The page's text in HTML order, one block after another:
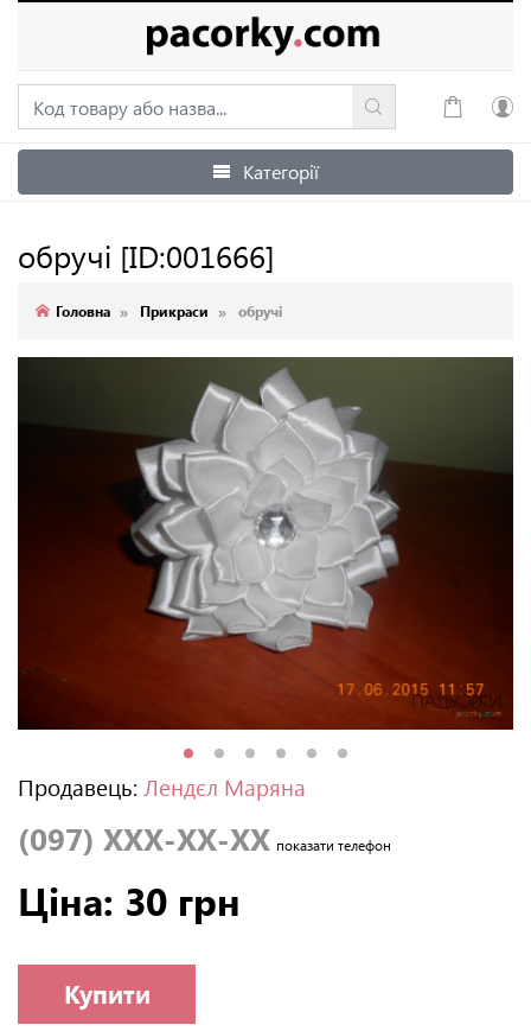
Увійти
Категорії
обручі [ID:001666]
Головна Прикраси обручі
Продавець: Лендєл Маряна
(097) XXX-XX-XX показати телефон
Ціна: 30 грн
Купити